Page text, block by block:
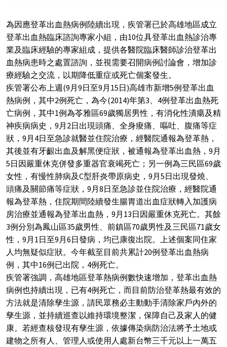
為因應登革出血熱病例陸續出現，疾管署已於高雄地區成立
登革出血熱臨床諮詢專家小組，由10位具登革出血熱診治專
業及臨床經驗的專家組成，提供各醫院臨床醫師診治登革出
血熱病患時之處置諮詢，並視需要召開病例討論會，增加診
療經驗之交流，以期降低重症或死亡個案發生。
疾管署公布上週(9月9日至9月15日)高雄市新增5例登革出血
熱病例，其中2例死亡，為今(2014)年第3、4例登革出血熱死
亡病例，其中1例為苓雅區69歲獨居男性，有消化性潰瘍及精
神疾病病史，9月2日出現頭痛、全身痠痛、嘔吐、腹痛等症
狀，9月4日至急診就醫並住院治療，經醫院通報為登革熱，
其後並有牙齦出血及解黑便症狀，被通報為登革出血熱，9月
5日因嚴重休克併發多重器官衰竭死亡；另一例為三民區69歲
女性，有慢性肺病及C型肝炎帶原病史，9月5日出現發燒、
頭痛及關節痛等症狀，9月8日至急診並住院治療，經醫院通
報為登革熱，住院期間陸續發生腸胃道出血症狀轉入加護病
房治療並通報為登革出血熱，9月13日因嚴重休克死亡。其餘
3例分別為鳳山區35歲男性、前鎮區70歲男性及三民區71歲女
性，9月1日至9月6日發病，均已康復出院。上述個案同住家
人均無疑似症狀。今年截至目前共累計20例登革出血熱病
例，其中16例已出院，4例死亡。
疾管署強調，高雄地區登革熱病例數快速增加，登革出血熱
病例也持續出現，已有4例死亡，而目前防治登革熱最有效的
方法就是清除孳生源，請民眾務必主動動手清除家戶內外的
孳生源，並持續巡查以維持環境整潔，保障自己及家人的健
康。若經查核發現有孳生源，依據傳染病防治法將予土地或
建物之所有人、管理人或使用人處新台幣三千元以上一萬五